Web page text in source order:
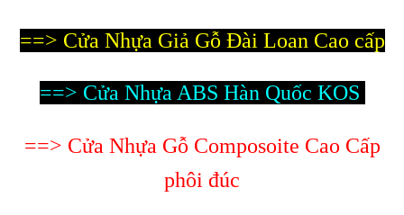
==> Cửa Nhựa Giả Gỗ Đài Loan Cao cấp
==> Cửa Nhựa ABS Hàn Quốc KOS
==> Cửa Nhựa Gỗ Composoite Cao Cấp
phôi đúc